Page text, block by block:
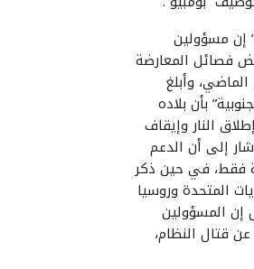
إن مسؤولين
فصائل المعارضة
وأبلغ
بأن بلاده
النار وإيقاف
إلى أن الدعم
فقط، في حين ذكر
المتحدة وروسيا
إن المسؤولين
قتال النظام،